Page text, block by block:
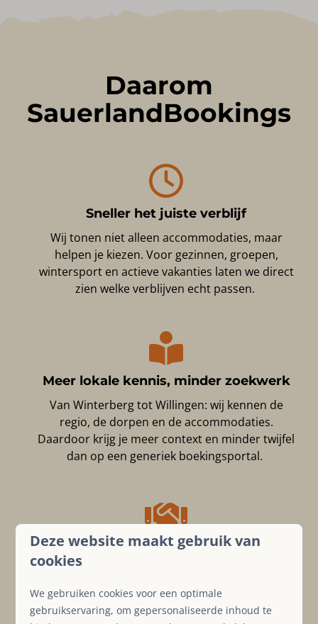
Daarom
SauerlandBookings
Sneller het juiste verblijf
Wij tonen niet alleen accommodaties, maar
helpen je kiezen. Voor gezinnen, groepen,
wintersport en actieve vakanties laten we direct
zien welke verblijven echt passen.
Meer lokale kennis, minder zoekwerk
Van Winterberg tot Willingen: wij kennen de
regio, de dorpen en de accommodaties.
Daardoor krijg je meer context en minder twijfel
dan op een generiek boekingsportal.
Persoonlijk en duidelijk
honderden reviews helpen we je sneller en
zekerder boeken.
Deze website maakt gebruik van
cookies
We gebruiken cookies voor een optimale
gebruikservaring, om gepersonaliseerde inhoud te